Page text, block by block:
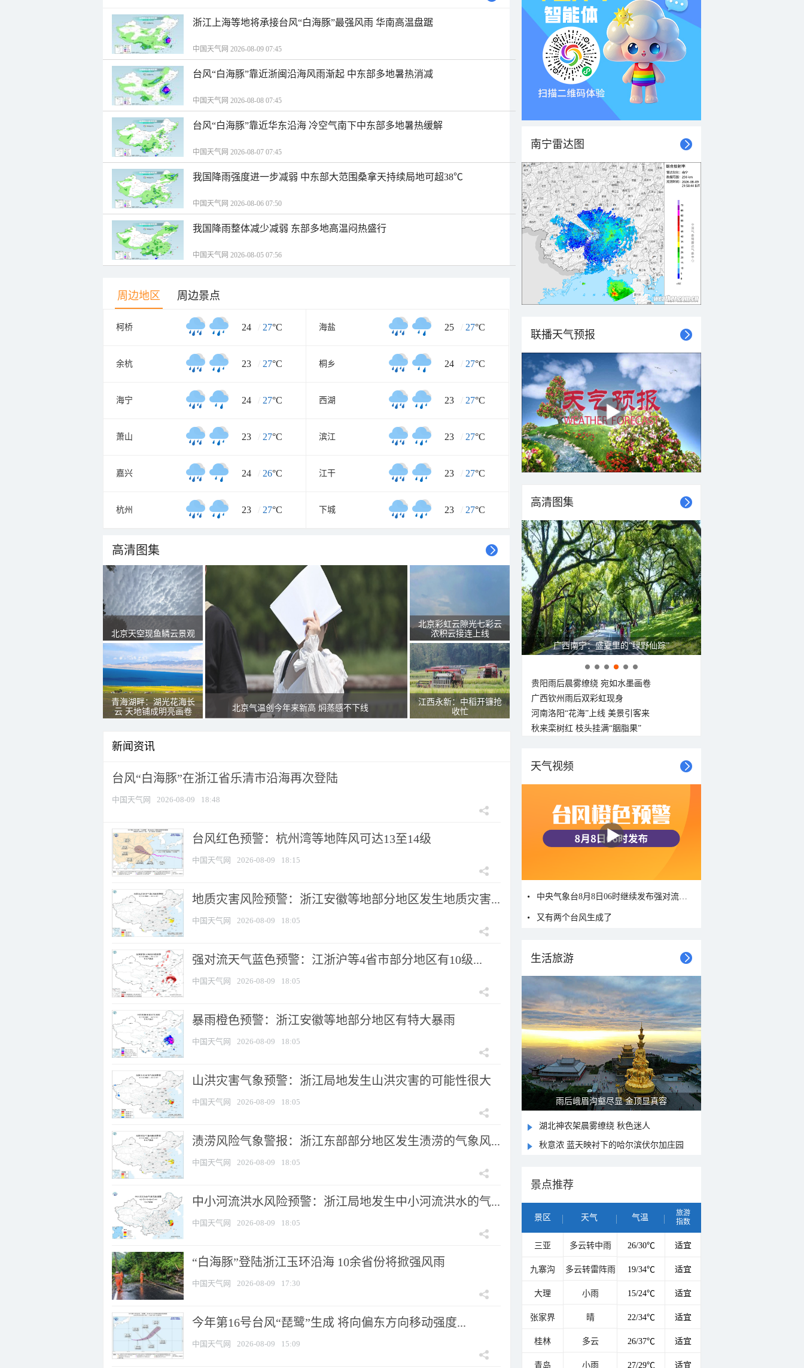
浙江上海等地将承接台风“白海豚”最强风雨 华南高温盘踞
中国天气网 2026-08-09 07:45
台风“白海豚”靠近浙闽沿海风雨渐起 中东部多地暑热消减
中国天气网 2026-08-08 07:45
台风“白海豚”靠近华东沿海 冷空气南下中东部多地暑热缓解
中国天气网 2026-08-07 07:45
我国降雨强度进一步减弱 中东部大范围桑拿天持续局地可超38℃
中国天气网 2026-08-06 07:50
我国降雨整体减少减弱 东部多地高温闷热盛行
中国天气网 2026-08-05 07:56
周边地区 周边景点
柯桥 24 / 27°C 海盐 25 / 27°C
余杭 23 / 27°C 桐乡 24 / 27°C
海宁 24 / 27°C 西湖 23 / 27°C
萧山 23 / 27°C 滨江 23 / 27°C
嘉兴 24 / 26°C 江干 23 / 27°C
杭州 23 / 27°C 下城 23 / 27°C
高清图集
北京天空现鱼鳞云景观
青海湖畔：湖光花海长
云 天地铺成明亮画卷
北京气温创今年来新高 焖蒸感不下线
北京彩虹云隙光七彩云
浓积云接连上线
江西永新：中稻开镰抢
收忙
新闻资讯
台风“白海豚”在浙江省乐清市沿海再次登陆
中国天气网 2026-08-09 18:48
​台风红色预警：杭州湾等地阵风可达13至14级
中国天气网 2026-08-09 18:15
地质灾害风险预警：浙江安徽等地部分地区发生地质灾害...
中国天气网 2026-08-09 18:05
强对流天气蓝色预警：江浙沪等4省市部分地区有10级...
中国天气网 2026-08-09 18:05
暴雨橙色预警：浙江安徽等地部分地区有特大暴雨
中国天气网 2026-08-09 18:05
山洪灾害气象预警：浙江局地发生山洪灾害的可能性很大
中国天气网 2026-08-09 18:05
渍涝风险气象警报：浙江东部部分地区发生渍涝的气象风...
中国天气网 2026-08-09 18:05
中小河流洪水风险预警：浙江局地发生中小河流洪水的气...
中国天气网 2026-08-09 18:05
“白海豚”登陆浙江玉环沿海 10余省份将掀强风雨
中国天气网 2026-08-09 17:30
今年第16号台风“琵鹭”生成 将向偏东方向移动强度...
中国天气网 2026-08-09 15:09
南宁雷达图
联播天气预报
高清图集
广西南宁：盛夏里的“绿野仙踪”
贵阳雨后晨雾缭绕 宛如水墨画卷
广西钦州雨后双彩虹现身
河南洛阳“花海”上线 美景引客来
秋来栾树红 枝头挂满“胭脂果”
天气视频
又有两个台风生成了
生活旅游
雨后峨眉沟壑尽显 金顶显真容
湖北神农架晨雾缭绕 秋色迷人
秋意浓 蓝天映衬下的哈尔滨伏尔加庄园
景点推荐
景区 天气 气温
旅游
指数
三亚 多云转中雨 26/30℃ 适宜
九寨沟 多云转雷阵雨 19/34℃ 适宜
大理 小雨 15/24℃ 适宜
张家界 晴 22/34℃ 适宜
桂林 多云 26/37℃ 适宜
青岛 小雨 27/29℃ 适宜